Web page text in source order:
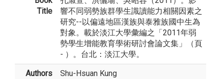
Title
響不同弱勢族群學生識讀能力相關因素之
研究--以偏遠地區漢族與泰雅族國中生為
對象。載於淡江大學彙編之「2011年弱
勢學生增能教育學術研討會論文集」（頁
- ）。台北：淡江大學。
Authors Shu-Hsuan Kung